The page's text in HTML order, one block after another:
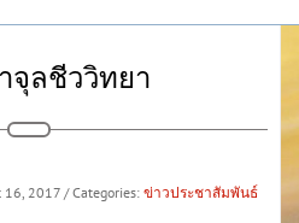
จุลชีววิทยา
16, 2017 / Categories: ข่าวประชาสัมพันธ์